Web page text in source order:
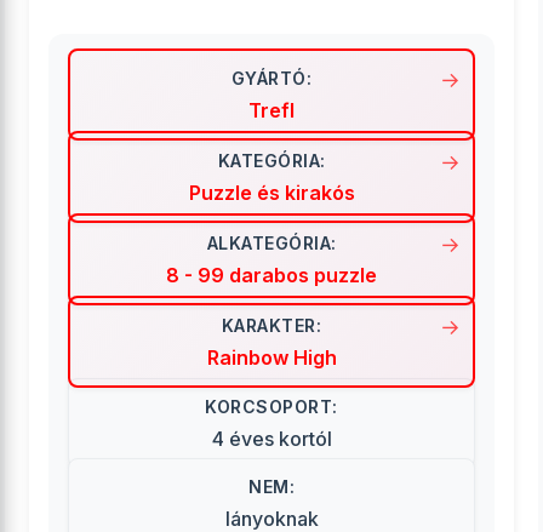
GYÁRTÓ:
Trefl
KATEGÓRIA:
Puzzle és kirakós
ALKATEGÓRIA:
8 - 99 darabos puzzle
KARAKTER:
Rainbow High
KORCSOPORT:
4 éves kortól
NEM:
lányoknak